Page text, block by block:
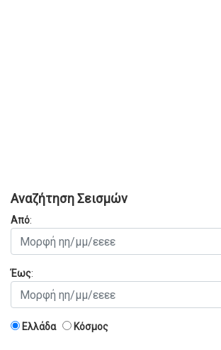
Αναζήτηση Σεισμών
Από:
Έως:
Ελλάδα Κόσμος